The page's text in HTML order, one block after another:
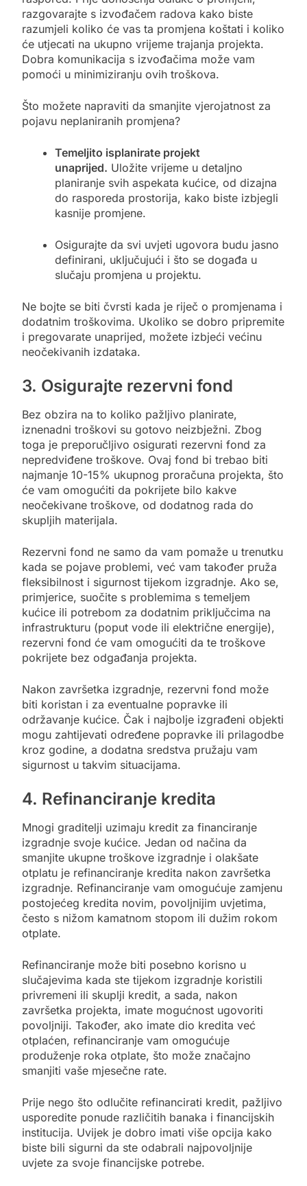
razgovarajte s izvođačem radova kako biste
razumjeli koliko će vas ta promjena koštati i koliko
će utjecati na ukupno vrijeme trajanja projekta.
Dobra komunikacija s izvođačima može vam
pomoći u minimiziranju ovih troškova.
Što možete napraviti da smanjite vjerojatnost za
pojavu neplaniranih promjena?
Temeljito isplanirate projekt
unaprijed. Uložite vrijeme u detaljno
planiranje svih aspekata kućice, od dizajna
do rasporeda prostorija, kako biste izbjegli
kasnije promjene.
Osigurajte da svi uvjeti ugovora budu jasno
definirani, uključujući i što se događa u
slučaju promjena u projektu.
Ne bojte se biti čvrsti kada je riječ o promjenama i
dodatnim troškovima. Ukoliko se dobro pripremite
i pregovarate unaprijed, možete izbjeći većinu
neočekivanih izdataka.
3. Osigurajte rezervni fond
Bez obzira na to koliko pažljivo planirate,
iznenadni troškovi su gotovo neizbježni. Zbog
toga je preporučljivo osigurati rezervni fond za
nepredviđene troškove. Ovaj fond bi trebao biti
najmanje 10-15% ukupnog proračuna projekta, što
će vam omogućiti da pokrijete bilo kakve
neočekivane troškove, od dodatnog rada do
skupljih materijala.
Rezervni fond ne samo da vam pomaže u trenutku
kada se pojave problemi, već vam također pruža
fleksibilnost i sigurnost tijekom izgradnje. Ako se,
primjerice, suočite s problemima s temeljem
kućice ili potrebom za dodatnim priključcima na
infrastrukturu (poput vode ili električne energije),
rezervni fond će vam omogućiti da te troškove
pokrijete bez odgađanja projekta.
Nakon završetka izgradnje, rezervni fond može
biti koristan i za eventualne popravke ili
održavanje kućice. Čak i najbolje izgrađeni objekti
mogu zahtijevati određene popravke ili prilagodbe
kroz godine, a dodatna sredstva pružaju vam
sigurnost u takvim situacijama.
4. Refinanciranje kredita
Mnogi graditelji uzimaju kredit za financiranje
izgradnje svoje kućice. Jedan od načina da
smanjite ukupne troškove izgradnje i olakšate
otplatu je refinanciranje kredita nakon završetka
izgradnje. Refinanciranje vam omogućuje zamjenu
postojećeg kredita novim, povoljnijim uvjetima,
često s nižom kamatnom stopom ili dužim rokom
otplate.
Refinanciranje može biti posebno korisno u
slučajevima kada ste tijekom izgradnje koristili
privremeni ili skuplji kredit, a sada, nakon
završetka projekta, imate mogućnost ugovoriti
povoljniji. Također, ako imate dio kredita već
otplaćen, refinanciranje vam omogućuje
produženje roka otplate, što može značajno
smanjiti vaše mjesečne rate.
Prije nego što odlučite refinancirati kredit, pažljivo
usporedite ponude različitih banaka i financijskih
institucija. Uvijek je dobro imati više opcija kako
biste bili sigurni da ste odabrali najpovoljnije
uvjete za svoje financijske potrebe.